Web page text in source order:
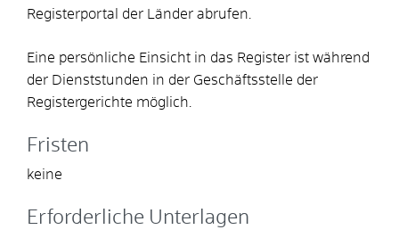
Registerportal der Länder abrufen.
Eine persönliche Einsicht in das Register ist während
der Dienststunden in der Geschäftsstelle der
Registergerichte möglich.
Fristen
keine
Erforderliche Unterlagen